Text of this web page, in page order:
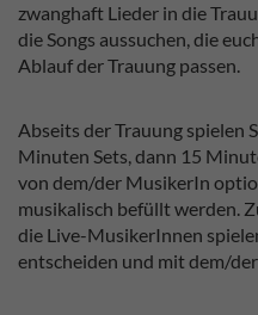
zwanghaft Lieder in die
die Songs aussuchen, die
Ablauf der Trauung passen.
Abseits der Trauung spielen
Minuten Sets, dann 15
von dem/der MusikerIn
musikalisch befüllt werden.
die Live-MusikerInnen
entscheiden und mit dem/